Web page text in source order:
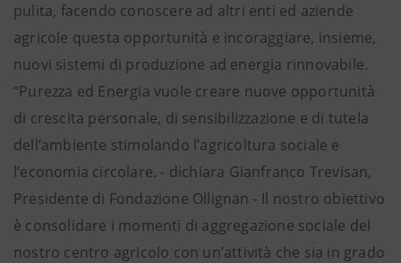
pulita, facendo conoscere ad altri enti ed aziende
agricole questa opportunità e incoraggiare, insieme,
nuovi sistemi di produzione ad energia rinnovabile.
“Purezza ed Energia vuole creare nuove opportunità
di crescita personale, di sensibilizzazione e di tutela
dell’ambiente stimolando l’agricoltura sociale e
l’economia circolare. - dichiara Gianfranco Trevisan,
Presidente di Fondazione Ollignan - Il nostro obiettivo
è consolidare i momenti di aggregazione sociale del
nostro centro agricolo con un’attività che sia in grado